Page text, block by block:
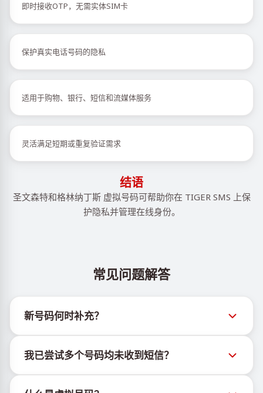
即时接收OTP，无需实体SIM卡
保护真实电话号码的隐私
适用于购物、银行、短信和流媒体服务
灵活满足短期或重复验证需求
结语
圣文森特和格林纳丁斯 虚拟号码可帮助你在 TIGER SMS 上保
护隐私并管理在线身份。
常见问题解答
新号码何时补充？
人 @TigerSMSofficial_bot 查看。该频道会及时更新，
帮助用户获取最新号码库存。
我已尝试多个号码均未收到短信？